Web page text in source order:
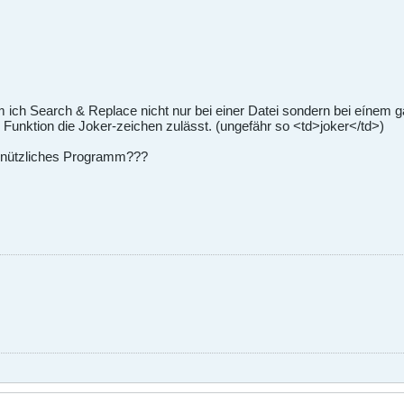
ich Search & Replace nicht nur bei einer Datei sondern bei
die Joker-zeichen zulässt. (ungefähr so <td>joker</td>)
Programm???